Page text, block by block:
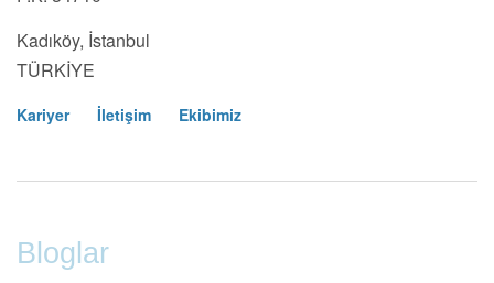
Bloglar
Kadıköy, İstanbul
TÜRKİYE
Kariyer İletişim Ekibimiz